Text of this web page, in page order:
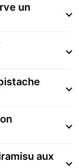
un
aux